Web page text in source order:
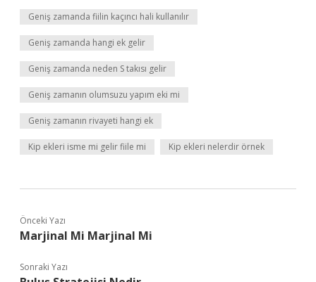
Geniş zamanda fiilin kaçıncı hali kullanılır
Geniş zamanda hangi ek gelir
Geniş zamanda neden S takısı gelir
Geniş zamanın olumsuzu yapım eki mi
Geniş zamanın rivayeti hangi ek
Kip ekleri isme mi gelir fiile mi Kip ekleri nelerdir örnek
Önceki Yazı
Marjinal Mi Marjinal Mi
Sonraki Yazı